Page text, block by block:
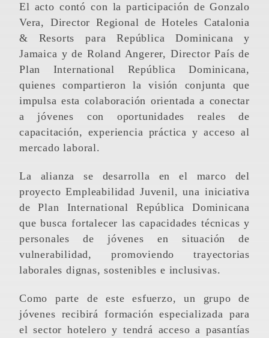
El acto contó con la participación de Gonzalo
Vera, Director Regional de Hoteles Catalonia
& Resorts para República Dominicana y
Jamaica y de Roland Angerer, Director País de
Plan International República Dominicana,
quienes compartieron la visión conjunta que
impulsa esta colaboración orientada a conectar
a jóvenes con oportunidades reales de
capacitación, experiencia práctica y acceso al
mercado laboral.
La alianza se desarrolla en el marco del
proyecto Empleabilidad Juvenil, una iniciativa
de Plan International República Dominicana
que busca fortalecer las capacidades técnicas y
personales de jóvenes en situación de
vulnerabilidad, promoviendo trayectorias
laborales dignas, sostenibles e inclusivas.
Como parte de este esfuerzo, un grupo de
jóvenes recibirá formación especializada para
el sector hotelero y tendrá acceso a pasantías